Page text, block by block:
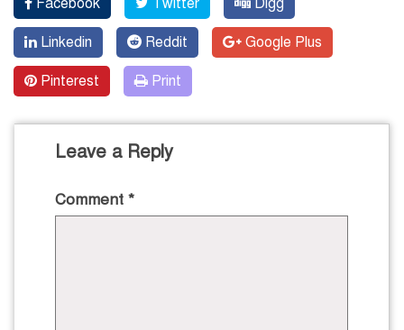
Linkedin Reddit Google Plus
Pinterest Print
Leave a Reply
Comment *